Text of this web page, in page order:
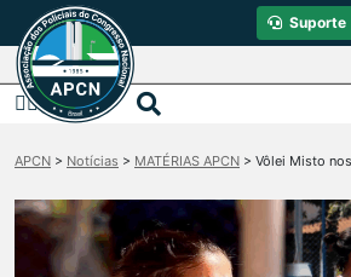
Suporte
APCN > Notícias > MATÉRIAS APCN > Vôlei Misto